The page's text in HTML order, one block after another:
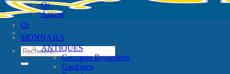
Recherche
pour :
Or
Argent
Or
MONNAIES
ANTIQUES
Grecques Bysantines
Gauloises